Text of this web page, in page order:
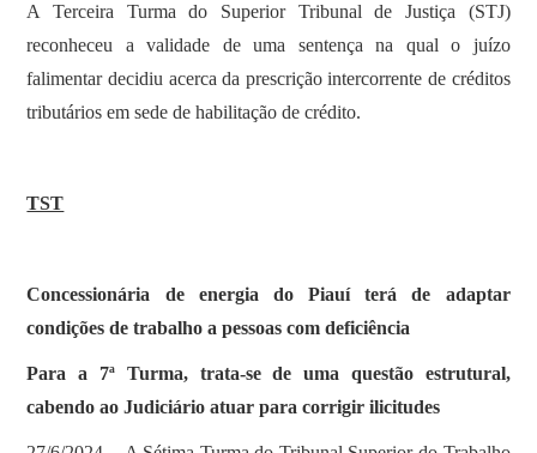
A Terceira Turma do Superior Tribunal de Justiça (STJ)
reconheceu a validade de uma sentença na qual o juízo
falimentar decidiu acerca da prescrição intercorrente de créditos
tributários em sede de habilitação de crédito.
TST
Concessionária de energia do Piauí terá de adaptar
condições de trabalho a pessoas com deficiência
Para a 7ª Turma, trata-se de uma questão estrutural,
cabendo ao Judiciário atuar para corrigir ilicitudes